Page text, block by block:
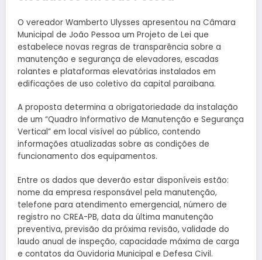
O vereador Wamberto Ulysses apresentou na Câmara
Municipal de João Pessoa um Projeto de Lei que
estabelece novas regras de transparência sobre a
manutenção e segurança de elevadores, escadas
rolantes e plataformas elevatórias instalados em
edificações de uso coletivo da capital paraibana.
A proposta determina a obrigatoriedade da instalação
de um “Quadro Informativo de Manutenção e Segurança
Vertical” em local visível ao público, contendo
informações atualizadas sobre as condições de
funcionamento dos equipamentos.
Entre os dados que deverão estar disponíveis estão:
nome da empresa responsável pela manutenção,
telefone para atendimento emergencial, número de
registro no CREA-PB, data da última manutenção
preventiva, previsão da próxima revisão, validade do
laudo anual de inspeção, capacidade máxima de carga
e contatos da Ouvidoria Municipal e Defesa Civil.